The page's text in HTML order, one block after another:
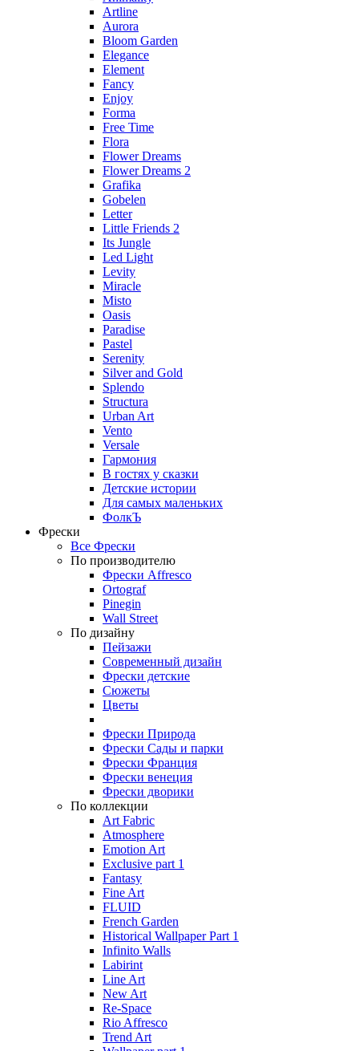
Artline
Aurora
Bloom Garden
Elegance
Element
Fancy
Enjoy
Forma
Free Time
Flora
Flower Dreams
Flower Dreams 2
Grafika
Gobelen
Letter
Little Friends 2
Its Jungle
Led Light
Levity
Miracle
Misto
Oasis
Paradise
Pastel
Serenity
Silver and Gold
Splendo
Structura
Urban Art
Vento
Versale
Гармония
В гостях у сказки
Детские истории
Для самых маленьких
ФолкЪ
Фрески
Все Фрески
По производителю
Фрески Affresco
Ortograf
Pinegin
Wall Street
По дизайну
Пейзажи
Современный дизайн
Фрески детские
Сюжеты
Цветы
Фрески Природа
Фрески Сады и парки
Фрески Франция
Фрески венеция
Фрески дворики
По коллекции
Art Fabric
Atmosphere
Emotion Art
Exclusive part 1
Fantasy
Fine Art
FLUID
French Garden
Historical Wallpaper Part 1
Infinito Walls
Labirint
Line Art
New Art
Re-Space
Rio Affresco
Trend Art